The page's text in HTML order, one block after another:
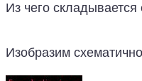
Из чего
Изобразим